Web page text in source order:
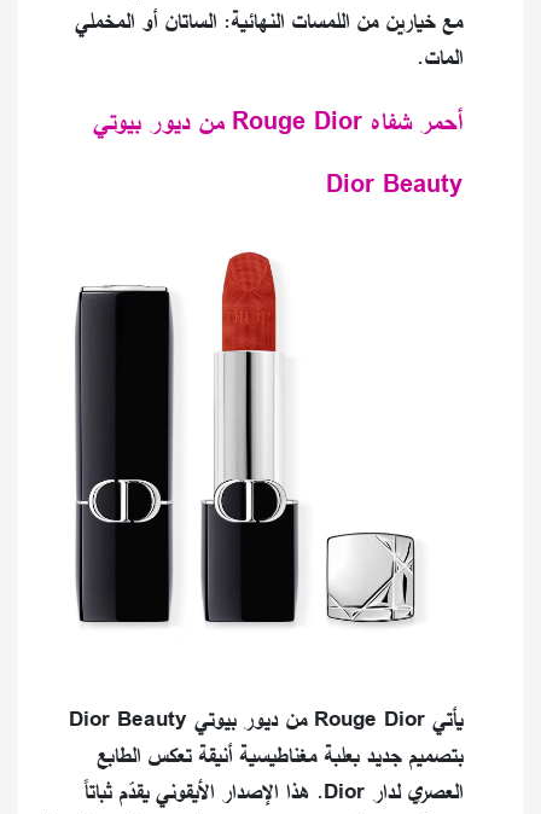
مع خيارين من اللمسات النهائية: الساتان أو المخملي
المات.
أحمر شفاه Rouge Dior من ديور بيوتي
Dior Beauty
يأتي Rouge Dior من ديور بيوتي Dior Beauty
بتصميم جديد بعلبة مغناطيسية أنيقة تعكس الطابع
العصري لدار Dior. هذا الإصدار الأيقوني يقدّم ثباتاً